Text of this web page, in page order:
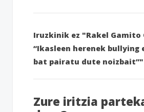
Iruzkinik ez "Rakel Gamito
“Ikasleen herenek bullying
bat pairatu dute noizbait”"
Zure iritzia